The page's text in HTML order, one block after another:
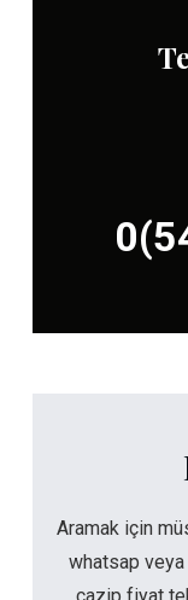
Aramak için
whatsap veya